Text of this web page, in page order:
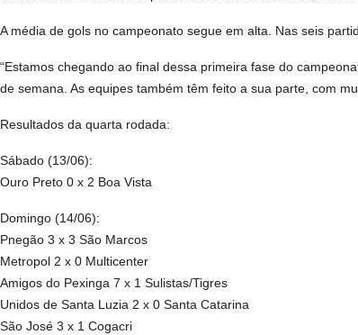
A média de gols no campeonato segue em alta. Nas seis
“Estamos chegando ao final dessa primeira fase do
de semana. As equipes também têm feito a sua parte, com
Resultados da quarta rodada:
Sábado (13/06):
Ouro Preto 0 x 2 Boa Vista
Domingo (14/06):
Pnegão 3 x 3 São Marcos
Metropol 2 x 0 Multicenter
Amigos do Pexinga 7 x 1 Sulistas/Tigres
Unidos de Santa Luzia 2 x 0 Santa Catarina
São José 3 x 1 Cogacri